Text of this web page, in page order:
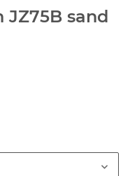
JZ75B sand